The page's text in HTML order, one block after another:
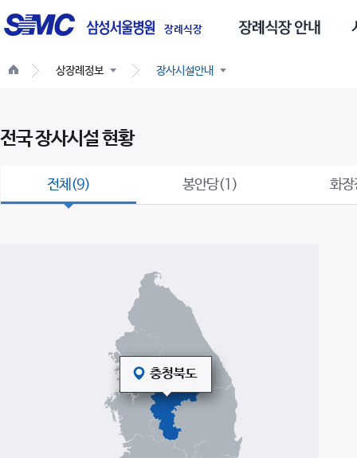
장례식장
글
로
네
이
상장례정보 장사시설안내
전국 장사시설 현황
전체(9) 봉안당(1) 화